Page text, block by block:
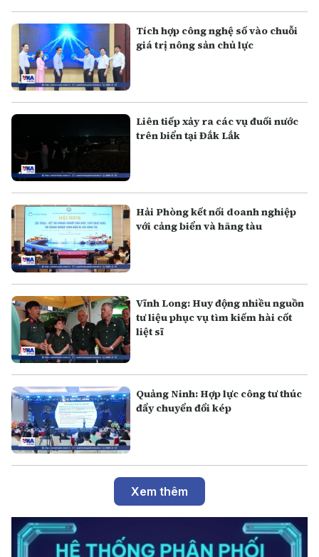
Tích hợp công nghệ số vào chuỗi
giá trị nông sản chủ lực
Liên tiếp xảy ra các vụ đuối nước
trên biển tại Đắk Lắk
Hải Phòng kết nối doanh nghiệp
với cảng biển và hãng tàu
Vĩnh Long: Huy động nhiều nguồn
tư liệu phục vụ tìm kiếm hài cốt
liệt sĩ
Quảng Ninh: Hợp lực công tư thúc
đẩy chuyển đổi kép
Xem thêm